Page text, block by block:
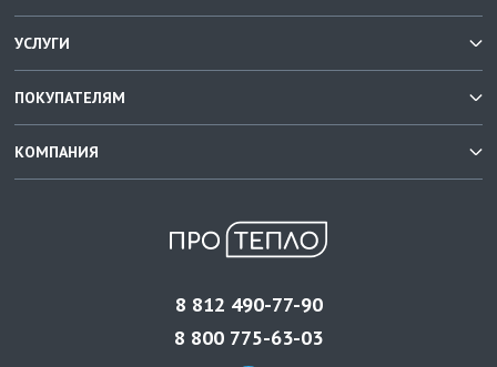
УСЛУГИ
ПОКУПАТЕЛЯМ
КОМПАНИЯ
8 812 490-77-90
8 800 775-63-03